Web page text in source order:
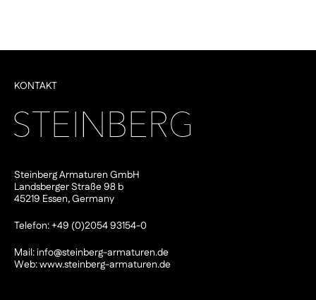
KONTAKT
Steinberg Armaturen GmbH
Landsberger Straße 98 b
45219 Essen, Germany
Telefon: +49 (0)2054 93154-0
Mail:info@steinberg-armaturen.de
Web:www.steinberg-armaturen.de